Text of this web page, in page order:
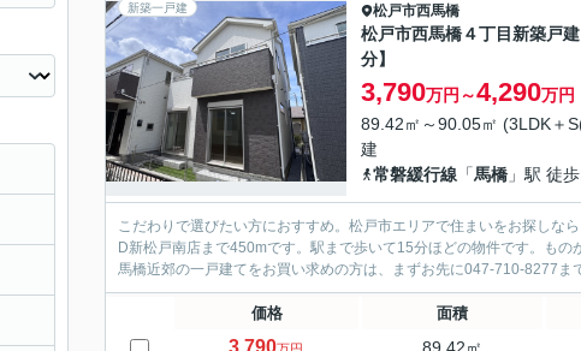
新築一戸建 松戸市西馬橋
松戸市西馬橋４丁目新築戸
分】
3,790万円～4,290万円
89.42㎡～90.05㎡ (3LDK＋
建
常磐緩行線 「馬橋 」駅 徒
こだわりで選びたい方におすすめ。松戸市エリアで住まいをお探しな
D新松戸南店まで450mです。駅まで歩いて15分ほどの物件です。も
馬橋近郊の一戸建てをお買い求めの方は、まずお先に047-710-8277ま
価格 面積
3,790